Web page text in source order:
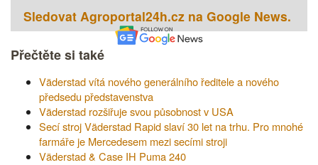
Sledovat Agroportal24h.cz na Google News.
Přečtěte si také
Väderstad vítá nového generálního ředitele a nového
předsedu představenstva
Väderstad rozšiřuje svou působnost v USA
Secí stroj Väderstad Rapid slaví 30 let na trhu. Pro mnohé
farmáře je Mercedesem mezi secími stroji
Väderstad & Case IH Puma 240